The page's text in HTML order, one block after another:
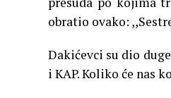
obratio ovako:
Dakićevci su dio
i KAP. Koliko će nas